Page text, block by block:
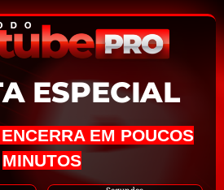
ESPECIAL
EM POUCOS
MINUTOS